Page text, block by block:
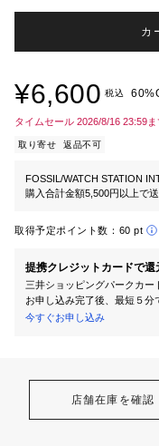
カ
¥6,600 税込
タイムセール 2026/8/16 23:59ま
取り寄せ 返品不可
FOSSIL/WATCH STATION
購入合計金額5,500円以上で
取得予定ポイント数： 60 pt
提携クレジットカードで還
三井ショッピングパークカー
お申し込み完了後、最短５分
今すぐお申し込み
店舗在庫を確認